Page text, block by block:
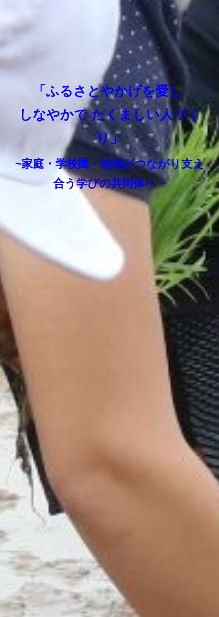
「ふるさとやかげを愛し
しなやかで たくましい人づく
り」
~家庭・学校園・地域がつながり支え
合う学びの共同体へ ~